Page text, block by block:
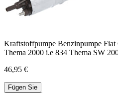
Kraftstoffpumpe Benzinpumpe
Thema 2000 i.e 834 Thema SW
46,95 €
Fügen Sie